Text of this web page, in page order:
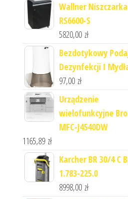
Wallner Niszczarka
RS6600-S
5820,00 zł
Bezdotykowy
Dezynfekcji I
97,00 zł
Urządzenie
wielofunkcyjne
MFC-J4540DW
1165,89 zł
Karcher BR 30/4 C
1.783-225.0
8998,00 zł